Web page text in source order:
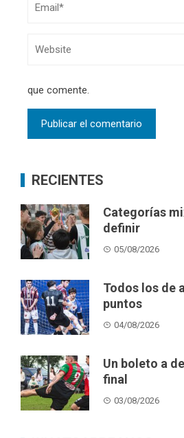
que comente.
RECIENTES
Categorías
definir
05/08/2026
Todos los de
puntos
04/08/2026
Un boleto a
final
03/08/2026